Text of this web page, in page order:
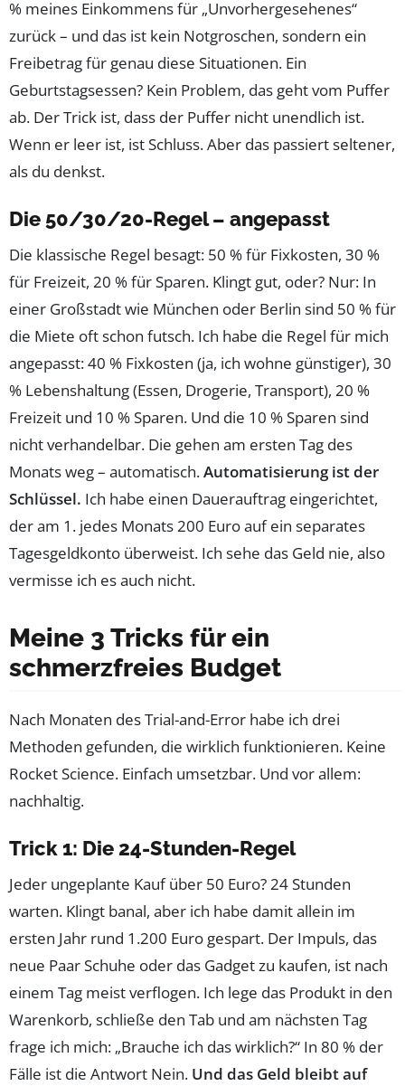
% meines Einkommens für „Unvorhergesehenes“
zurück – und das ist kein Notgroschen, sondern ein
Freibetrag für genau diese Situationen. Ein
Geburtstagsessen? Kein Problem, das geht vom Puffer
ab. Der Trick ist, dass der Puffer nicht unendlich ist.
Wenn er leer ist, ist Schluss. Aber das passiert seltener,
als du denkst.
Die 50/30/20-Regel – angepasst
Die klassische Regel besagt: 50 % für Fixkosten, 30 %
für Freizeit, 20 % für Sparen. Klingt gut, oder? Nur: In
einer Großstadt wie München oder Berlin sind 50 % für
die Miete oft schon futsch. Ich habe die Regel für mich
angepasst: 40 % Fixkosten (ja, ich wohne günstiger), 30
% Lebenshaltung (Essen, Drogerie, Transport), 20 %
Freizeit und 10 % Sparen. Und die 10 % Sparen sind
nicht verhandelbar. Die gehen am ersten Tag des
Monats weg – automatisch.Automatisierung ist der
Schlüssel. Ich habe einen Dauerauftrag eingerichtet,
der am 1. jedes Monats 200 Euro auf ein separates
Tagesgeldkonto überweist. Ich sehe das Geld nie, also
vermisse ich es auch nicht.
Meine 3 Tricks für ein
schmerzfreies Budget
Nach Monaten des Trial-and-Error habe ich drei
Methoden gefunden, die wirklich funktionieren. Keine
Rocket Science. Einfach umsetzbar. Und vor allem:
nachhaltig.
Trick 1: Die 24-Stunden-Regel
Jeder ungeplante Kauf über 50 Euro? 24 Stunden
warten. Klingt banal, aber ich habe damit allein im
ersten Jahr rund 1.200 Euro gespart. Der Impuls, das
neue Paar Schuhe oder das Gadget zu kaufen, ist nach
einem Tag meist verflogen. Ich lege das Produkt in den
Warenkorb, schließe den Tab und am nächsten Tag
frage ich mich: „Brauche ich das wirklich?“ In 80 % der
Fälle ist die Antwort Nein. Und das Geld bleibt auf